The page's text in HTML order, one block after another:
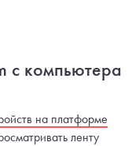
с компьютера
на платформе
ленту